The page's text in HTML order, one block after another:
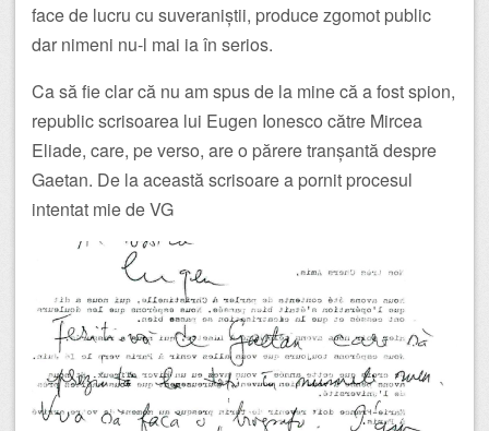
face de lucru cu suveraniștii, produce zgomot public
dar nimeni nu-l mai ia în serios.
Ca să fie clar că nu am spus de la mine că a fost spion,
republic scrisoarea lui Eugen Ionesco către Mircea
Eliade, care, pe verso, are o părere tranșantă despre
Gaetan. De la această scrisoare a pornit procesul
intentat mie de VG